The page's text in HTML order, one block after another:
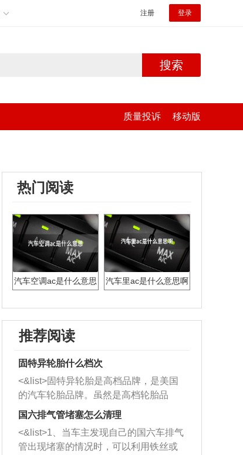
注册 登录
搜索
质量投诉 移动版
热门阅读
汽车空调ac是什么意思 汽车里ac是什么意思啊
推荐阅读
固特异轮胎什么档次
<&list>固特异轮胎是高档品牌，是美国
的汽车轮胎品牌。虽然是高档轮胎品
牌，但是中高低端的轮胎都有生产，这
也是为了更好的开拓市场。
国六排气管堵塞怎么清理
<&list>1、当车主发现自己的国六车排气
管出现堵塞的情况时，可以利用铁丝或